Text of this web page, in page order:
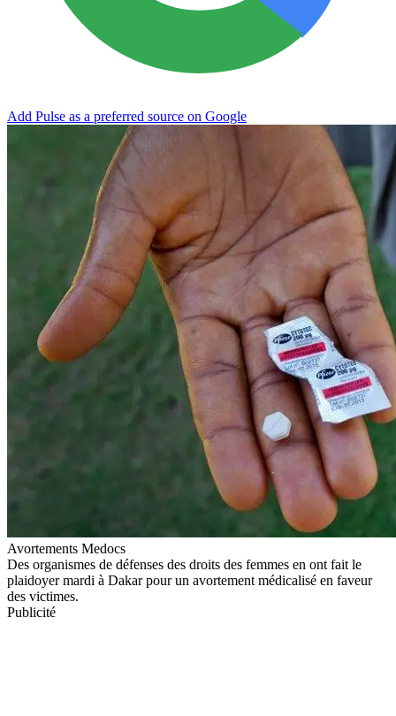
Add Pulse as a preferred source on Google
Avortements Medocs
Des organismes de défenses des droits des femmes en ont fait le
plaidoyer mardi à Dakar pour un avortement médicalisé en faveur
des victimes.
Publicité